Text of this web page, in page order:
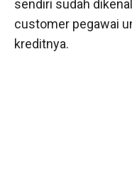
sendiri sudah
customer pegawai
kreditnya.